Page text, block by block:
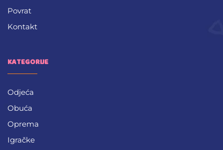
Povrat
Kontakt
KATEGORIJE
Odjeća
Obuća
Oprema
Igračke